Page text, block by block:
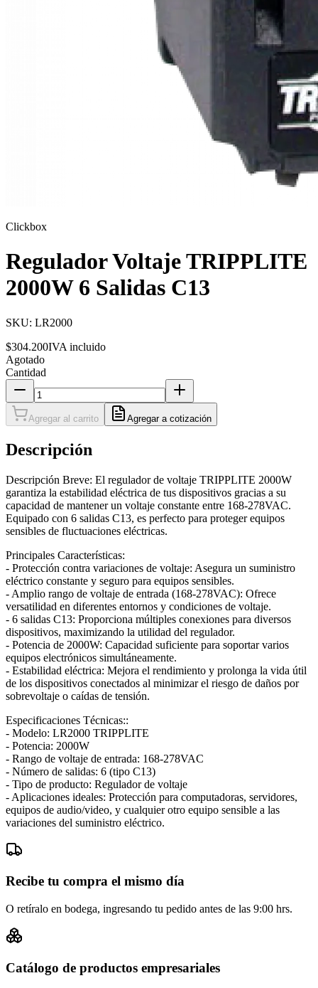
Clickbox
Regulador Voltaje TRIPPLITE
2000W 6 Salidas C13
SKU: LR2000
$304.200IVA incluido
Agotado
Cantidad
Agregar al carrito Agregar a cotización
Descripción
Descripción Breve: El regulador de voltaje TRIPPLITE 2000W
garantiza la estabilidad eléctrica de tus dispositivos gracias a su
capacidad de mantener un voltaje constante entre 168-278VAC.
Equipado con 6 salidas C13, es perfecto para proteger equipos
sensibles de fluctuaciones eléctricas.
Principales Características:
- Protección contra variaciones de voltaje: Asegura un suministro
eléctrico constante y seguro para equipos sensibles.
- Amplio rango de voltaje de entrada (168-278VAC): Ofrece
versatilidad en diferentes entornos y condiciones de voltaje.
- 6 salidas C13: Proporciona múltiples conexiones para diversos
dispositivos, maximizando la utilidad del regulador.
- Potencia de 2000W: Capacidad suficiente para soportar varios
equipos electrónicos simultáneamente.
- Estabilidad eléctrica: Mejora el rendimiento y prolonga la vida útil
de los dispositivos conectados al minimizar el riesgo de daños por
sobrevoltaje o caídas de tensión.
Especificaciones Técnicas::
- Modelo: LR2000 TRIPPLITE
- Potencia: 2000W
- Rango de voltaje de entrada: 168-278VAC
- Número de salidas: 6 (tipo C13)
- Tipo de producto: Regulador de voltaje
- Aplicaciones ideales: Protección para computadoras, servidores,
equipos de audio/video, y cualquier otro equipo sensible a las
variaciones del suministro eléctrico.
Recibe tu compra el mismo día
O retíralo en bodega, ingresando tu pedido antes de las 9:00 hrs.
Catálogo de productos empresariales